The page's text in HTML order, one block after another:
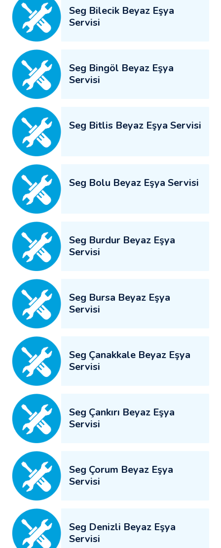
Seg Bilecik Beyaz Eşya
Servisi
Seg Bingöl Beyaz Eşya
Servisi
Seg Bitlis Beyaz Eşya Servisi
Seg Bolu Beyaz Eşya Servisi
Seg Burdur Beyaz Eşya
Servisi
Seg Bursa Beyaz Eşya
Servisi
Seg Çanakkale Beyaz Eşya
Servisi
Seg Çankırı Beyaz Eşya
Servisi
Seg Çorum Beyaz Eşya
Servisi
Seg Denizli Beyaz Eşya
Servisi